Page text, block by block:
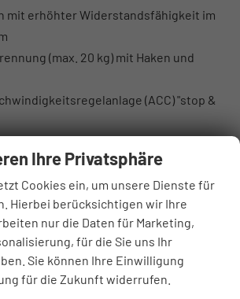
mit erhöhter Widerstandsfähigkeit im
(max. 20 kg) mit Haken und
(ACC) "stop &
und Ausstiegswarnung
für Fahrer und Beifahrer,
für die Rücksitze
Fußgänger- und
für Front Assist
mit Regensensor
Ihre Privatsphäre
Cookies ein, um unsere Dienste für
Hierbei berücksichtigen wir Ihre
nur die Daten für Marketing,
für die Sie uns Ihr
Sie können Ihre Einwilligung
für die Zukunft widerrufen.